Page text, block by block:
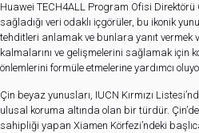
Huawei TECH4ALL Program Ofisi Direktörü
sağladığı veri odaklı içgörüler, bu ikonik
tehditleri anlamak ve bunlara yanıt vermek
kalmalarını ve gelişmelerini sağlamak için
önlemlerini formüle etmelerine yardımcı
Çin beyaz yunusları, IUCN Kırmızı
ulusal koruma altında olan bir türdür.
sahipliği yapan Xiamen Körfezi’ndeki